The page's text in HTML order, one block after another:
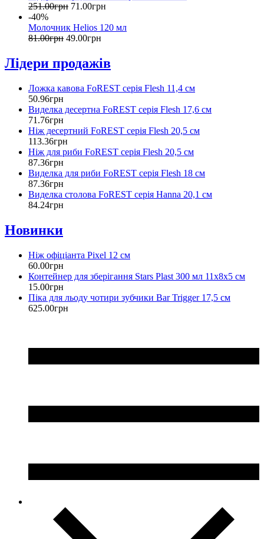
251.00грн 71 .00грн
-40%
Молочник Helios 120 мл
81.00грн 49.00грн
Лідери продажів
Ложка кавова FoREST серія Flesh 11,4 см
50.96грн
Виделка десертна FoREST серія Flesh 17,6 см
71 .76грн
Ніж десертний FoREST серія Flesh 20,5 см
113.36грн
Ніж для риби FoREST серія Flesh 20,5 см
87.36грн
Виделка для риби FoREST серія Flesh 18 см
87.36грн
Виделка столова FoREST серія Hanna 20,1 см
84.24грн
Новинки
Ніж офіціанта Pixel 12 см
60.00грн
Контейнер для зберігання Stars Plast 300 мл 11х8х5 см
15.00грн
Піка для льоду чотири зубчики Bar Trigger 17,5 см
625.00грн